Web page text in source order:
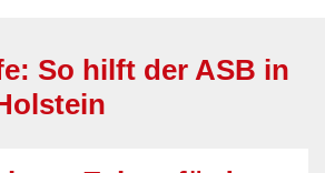
So hilft der ASB in